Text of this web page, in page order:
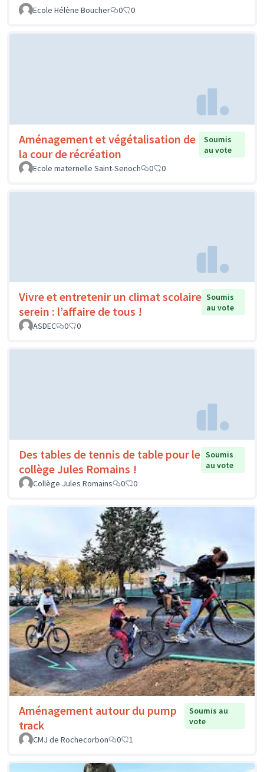
Ecole Hélène Boucher
0 0
Aménagement et végétalisation de
la cour de récréation
Soumis
au vote
Ecole maternelle Saint-Senoch
0 0
Vivre et entretenir un climat scolaire
serein : l’affaire de tous !
Soumis
au vote
ASDEC
0 0
Des tables de tennis de table pour le
collège Jules Romains !
Soumis
au vote
Collège Jules Romains
0 0
Aménagement autour du pump
track
Soumis au
vote
CMJ de Rochecorbon
0 1